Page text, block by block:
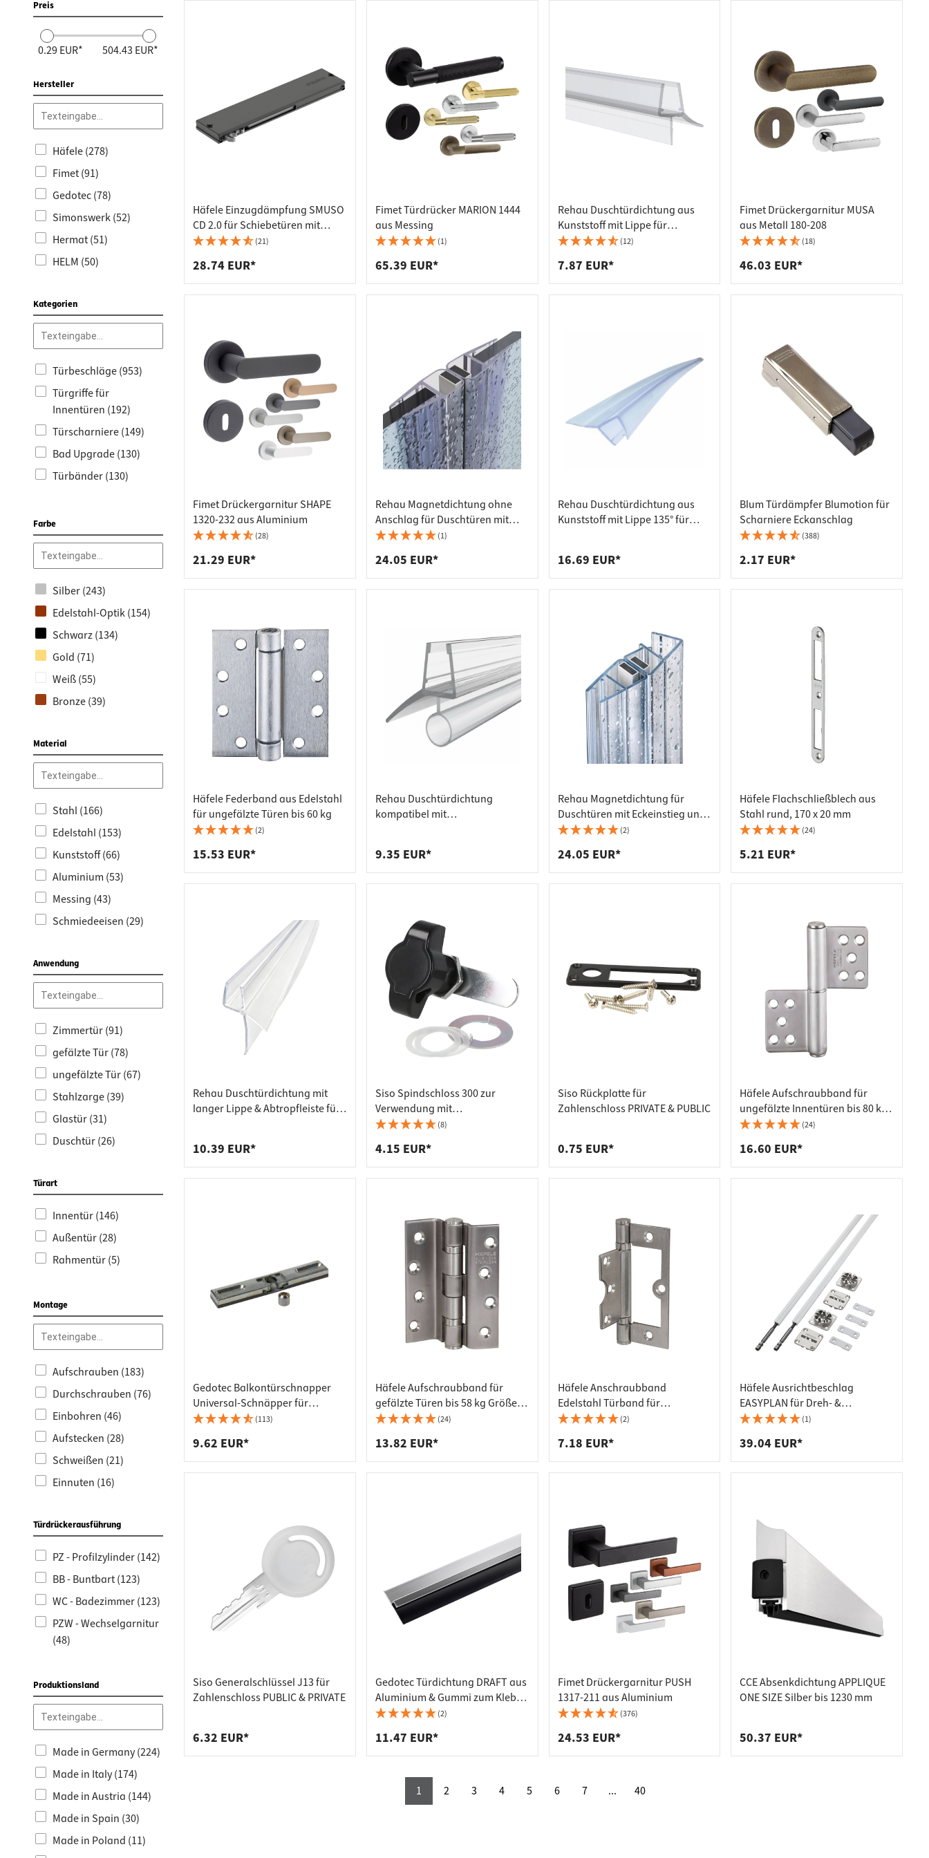
Preis
0.29 EUR* 504.43 EUR*
Hersteller
Häfele (278)
Fimet (91)
Gedotec (78)
Simonswerk (52)
Hermat (51)
HELM (50)
Siso (31)
Domax (30)
Dorma (26)
Viefe (26)
Galbusera (25)
Rehau (23)
Alfer (17)
CCE (16)
Deventer (15)
Lienbacher (12)
Blum (11)
GAH Alberts (9)
IBFM (9)
Ellen (8)
GEZE (8)
Hoppe (4)
KWS (4)
Halcö (3)
KRONA KOBLENZ (2)
Mital (2)
OTLAV (2)
Kategorien
Türbeschläge (953)
Türgriffe für
Innentüren (192)
Türscharniere (149)
Bad Upgrade (130)
Türbänder (130)
Garten und Balkon
(115)
Rosettengarnituren für
WC und Bad (77)
Torbeschläge (64)
Türknöpfe & Stoßgriffe
(60)
Einbohrscharniere (59)
(59)
Aufschraubscharniere
(56)
feststeller (53)
Fenster- &
Balkontürzubehör (52)
Glastürbeschläge (50)
Türschlösser &
Schließbleche (50)
Türschließer (48)
Türschließer Stahl (48)
Zubehör (46)
Abschließbare
Fenstergriffe (43)
Stoßgriffe (42)
Glas- &
Duschtürdichtungen
(39)
Stahlzargenbänder
Produktneuheiten (32)
Haus- &
Zimmertürdichtungen
(30)
Farbe
Silber (243)
Edelstahl-Optik (154)
Schwarz (134)
Gold (71)
Weiß (55)
Bronze (39)
transparent (29)
grau (26)
Chrom poliert (23)
anthrazit (18)
beige (18)
gelb (7)
Kupfer (3)
Rostig (3)
Material
Stahl (166)
Edelstahl (153)
Kunststoff (66)
Aluminium (53)
Messing (43)
Schmiedeeisen (29)
Metall (18)
Porzellan (3)
Silikon (2)
Edelstahl A4 (1)
Anwendung
Zimmertür (91)
gefälzte Tür (78)
ungefälzte Tür (67)
Stahlzarge (39)
Glastür (31)
Duschtür (26)
Fenster (16)
Rauchschutztür (8)
Feuerschutztür (2)
Schiebetür (1)
Türart
Innentür (146)
Außentür (28)
Rahmentür (5)
Montage
Aufschrauben (183)
Durchschrauben (76)
Einbohren (46)
Aufstecken (28)
Schweißen (21)
Einnuten (16)
Eindrücken (7)
Einlassen (4)
Kleben (2)
Einschrauben (1)
Türdrückerausführung
PZ - Profilzylinder (142)
BB - Buntbart (123)
WC - Badezimmer (123)
PZW - Wechselgarnitur
(48)
Produktionsland
Made in Germany (224)
Made in Italy (174)
Made in Austria (144)
Made in Spain (30)
Made in Poland (11)
Häfele Einzugdämpfung SMUSO
CD 2.0 für Schiebetüren mit
Türflügelgewicht bis 70 kg
(21)
28.74 EUR*
Fimet Türdrücker MARION 1444
aus Messing
(1)
65.39 EUR*
Rehau Duschtürdichtung aus
Kunststoff mit Lippe für
Glasdicke 6 - 8 mm
(12)
7.87 EUR*
Fimet Drückergarnitur MUSA
aus Metall 180-208
(18)
46.03 EUR*
Fimet Drückergarnitur SHAPE
1320-232 aus Aluminium
(28)
21.29 EUR*
Rehau Magnetdichtung ohne
Anschlag für Duschtüren mit
Glasstärke 6 - 8 mm, 180° 2000
(1)
24.05 EUR*
Rehau Duschtürdichtung aus
Kunststoff mit Lippe 135° für
16.69 EUR*
Blum Türdämpfer Blumotion für
Scharniere Eckanschlag
(388)
2.17 EUR*
Häfele Federband aus Edelstahl
für ungefälzte Türen bis 60 kg
(2)
15.53 EUR*
Rehau Duschtürdichtung
kompatibel mit
Glasdicke 6 - 8 mm
9.35 EUR*
Rehau Magnetdichtung für
Duschtüren mit Eckeinstieg und
Glasstärke 6 - 8 mm, 90° 2000
(2)
24.05 EUR*
Häfele Flachschließblech aus
Stahl rund, 170 x 20 mm
(24)
5.21 EUR*
Rehau Duschtürdichtung mit
langer Lippe & Abtropfleiste für
10.39 EUR*
Siso Spindschloss 300 zur
Verwendung mit
Vorhängeschloss, 90°
(8)
4.15 EUR*
Siso Rückplatte für
Zahlenschloss PRIVATE & PUBLIC
0.75 EUR*
Häfele Aufschraubband für
ungefälzte Innentüren bis 80 kg
Edelstahl matt Größe 127 mm
(24)
16.60 EUR*
Gedotec Balkontürschnapper
Universal-Schnäpper für
Balkontüre und Terassentüre
(113)
9.62 EUR*
Häfele Aufschraubband für
gefälzte Türen bis 58 kg Größe
102 Edelstahl matt
(24)
13.82 EUR*
Häfele Anschraubband
Edelstahl Türband für
flächenbündigen Anschlag für
(2)
7.18 EUR*
Häfele Ausrichtbeschlag
EASYPLAN für Dreh- &
Schiebetüren bis 2250 mm
(1)
39.04 EUR*
Siso Generalschlüssel J13 für
Zahlenschloss PUBLIC & PRIVATE
6.32 EUR*
Gedotec Türdichtung DRAFT aus
Aluminium & Gummi zum Kleben
1000 mm
(2)
11.47 EUR*
Fimet Drückergarnitur PUSH
1317-211 aus Aluminium
(376)
24.53 EUR*
CCE Absenkdichtung APPLIQUE
ONE SIZE Silber bis 1230 mm
50.37 EUR*
1 2 3 4 5 6 7 ... 40